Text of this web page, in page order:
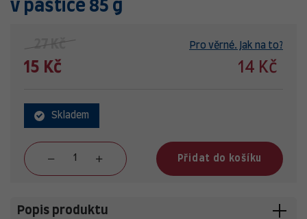
v paštice 85 g
27 Kč Pro věrné. Jak na to?
15 Kč 14 Kč
Skladem
Přidat do košíku
Popis produktu